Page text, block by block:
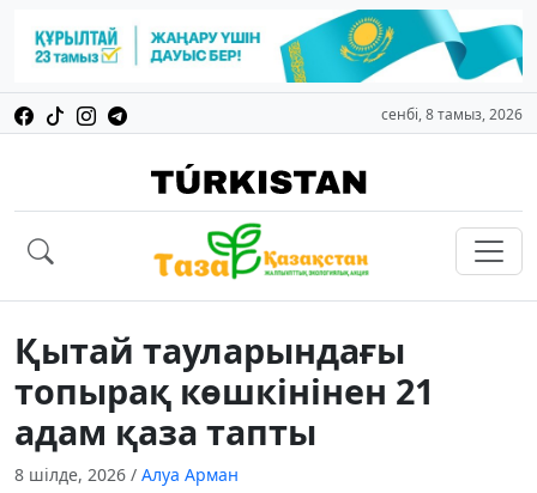
сенбі, 8 тамыз, 2026
Қытай тауларындағы
топырақ көшкінінен 21
адам қаза тапты
8 шілде, 2026 / Алуа Арман